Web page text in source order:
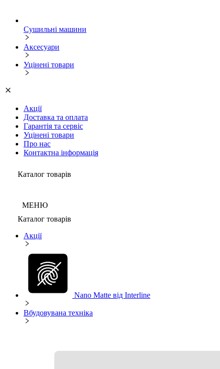
Сушильні машини
Аксесуари
Уцінені товари
Акції
Доставка та оплата
Гарантія та сервіс
Уцінені товари
Про нас
Контактна інформація
Каталог товарів
МЕНЮ
Каталог товарів
Акції
Nano Matte від Interline
Вбудовувана техніка